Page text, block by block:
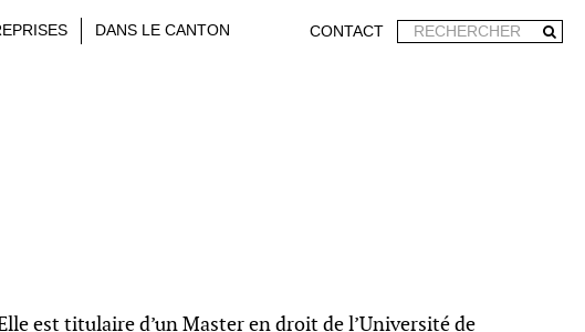
DANS LE CANTON CONTACT
est titulaire d’un Master en droit de l’Université de